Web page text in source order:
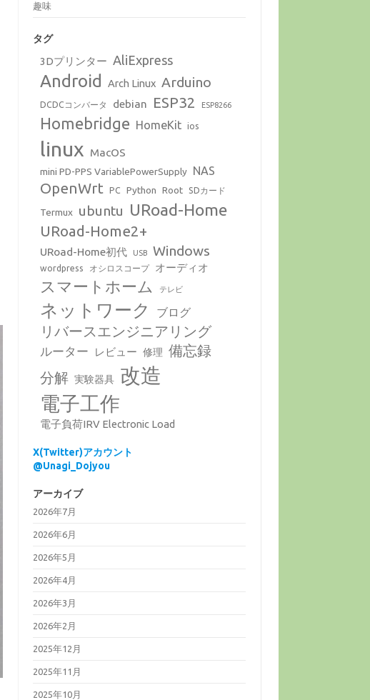
趣味
タグ
3Dプリンター AliExpress
Android Arch Linux Arduino
DCDCコンバータ debian ESP32 ESP8266
Homebridge HomeKit ios
linux MacOS
mini PD-PPS VariablePowerSupply NAS
OpenWrt PC Python Root SDカード
Termux ubuntu URoad-Home
URoad-Home2+
URoad-Home初代 USB Windows
wordpress オシロスコープ オーディオ
スマートホーム テレビ
ネットワーク ブログ
リバースエンジニアリング
ルーター レビュー 修理 備忘録
分解 実験器具 改造
電子工作
電子負荷IRV Electronic Load
X(Twitter)アカウント
@Unagi_Dojyou
アーカイブ
2026年7月
2026年6月
2026年5月
2026年4月
2026年3月
2026年2月
2025年12月
2025年11月
2025年10月